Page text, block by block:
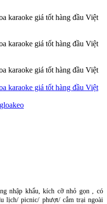
nhập khẩu, kích cỡ nhỏ gọn , có
lịch/ picnic/ phượt/ cắm trại ngoài